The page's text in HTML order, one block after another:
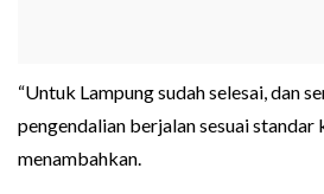
“Untuk Lampung sudah selesai, dan
pengendalian berjalan sesuai standar
menambahkan.